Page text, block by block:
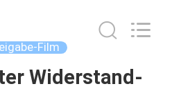
Film
Widerstand-